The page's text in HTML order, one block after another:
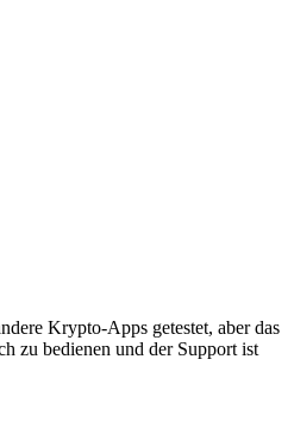
Krypto-Apps getestet, aber das
zu bedienen und der Support ist